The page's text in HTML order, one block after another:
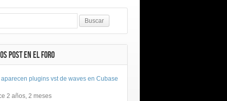
POST EN EL FORO
aparecen plugins vst de waves en Cubase
2 años, 2 meses